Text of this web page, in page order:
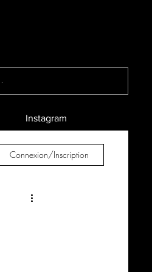
Instagram
Connexion/Inscription